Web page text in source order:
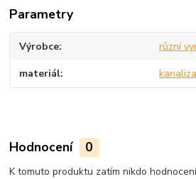
Parametry
Výrobce různí
materiál
Hodnocení 0
K tomuto produktu zatím nikdo